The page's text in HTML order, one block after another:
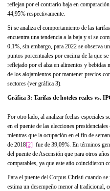
reflejan por el contrario baja en
44,95% respectivamente.
Si se analiza el comportamiento de las
encuentra una tendencia a la baja y si se
0,1%, sin embargo, para 2022 se observa
puntos porcentuales por encima de la que
reflejado por el alza en alimentos y bebidas
de los alojamientos por mantener precios
sectores (ver gráfica 3).
Gráfica 3: Tarifas de hoteles reales vs.
Por otro lado, al analizar fechas especiales
en el puente de las elecciones
mientras que la ocupación en el fin de
de 2018[2] fue de 39,09%. En términos
del puente de Ascensión que para otros
comparables, ya que este año coincidieron
Para el puente del Corpus Christi cuando
estima un desempeño menor al tradicional,